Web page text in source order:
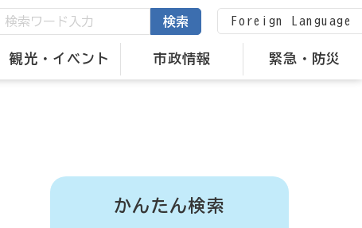
観光・イベント 市政情報 緊急・防災
検索 Foreign Language
かんたん検索